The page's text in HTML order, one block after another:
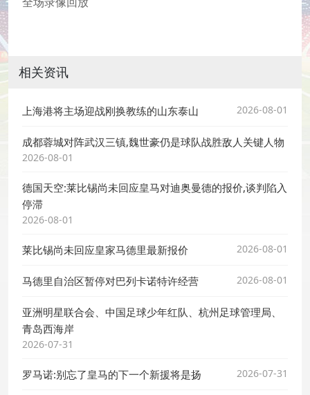
相关资讯
上海港将主场迎战刚换教练的山东泰山 2026-08-01
成都蓉城对阵武汉三镇,魏世豪仍是球队战胜敌人关键人物
2026-08-01
德国天空:莱比锡尚未回应皇马对迪奥曼德的报价,谈判陷入
停滞
2026-08-01
莱比锡尚未回应皇家马德里最新报价 2026-08-01
马德里自治区暂停对巴列卡诺特许经营 2026-08-01
亚洲明星联合会、中国足球少年红队、杭州足球管理局、
青岛西海岸
2026-07-31
罗马诺:别忘了皇马的下一个新援将是扬 2026-07-31